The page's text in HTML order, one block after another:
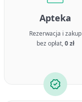
Apteka
Rezerwacja i zakup
bez opłat,0 zł